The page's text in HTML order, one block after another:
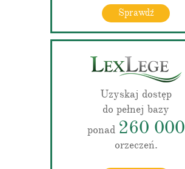
Sprawdź
Uzyskaj dostęp
do pełnej bazy
ponad 260 000
orzeczeń.